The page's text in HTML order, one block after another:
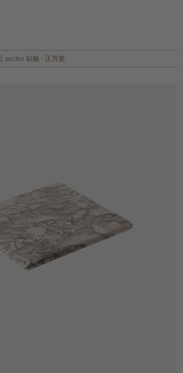
pacitan 砧板 - 正方形